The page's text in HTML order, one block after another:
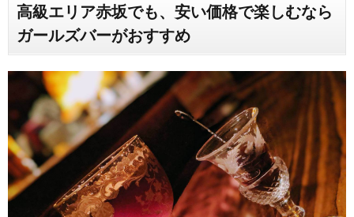
高級エリア赤坂でも、安い価格で楽しむなら
ガールズバーがおすすめ